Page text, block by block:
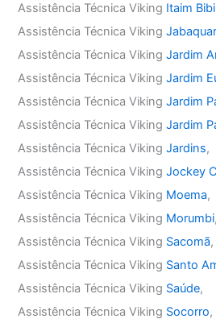
Assistência Técnica Viking Itaim Bibi
Assistência Técnica Viking
Assistência Técnica VikingJardim
Assistência Técnica VikingJardim
Assistência Técnica VikingJardim
Assistência Técnica VikingJardim
Assistência Técnica VikingJardins,
Assistência Técnica VikingJockey
Assistência Técnica Viking Moema,
Assistência Técnica Viking Morumbi,
Assistência Técnica Viking Sacomã,
Assistência Técnica Viking Santo
Assistência Técnica Viking Saúde,
Assistência Técnica Viking Socorro,